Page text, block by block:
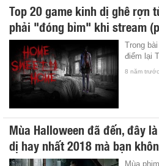
Top 20 game kinh dị ghê rợn
phải "đóng bỉm" khi stream
Trong
điểm lại
8 năm trước
Mùa Halloween đã đến, đây
dị hay nhất 2018 mà bạn
Mùa